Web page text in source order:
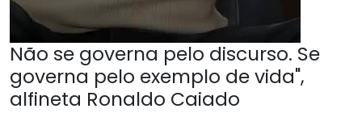
Não se governa pelo discurso. Se
governa pelo exemplo de vida",
alfineta Ronaldo Caiado